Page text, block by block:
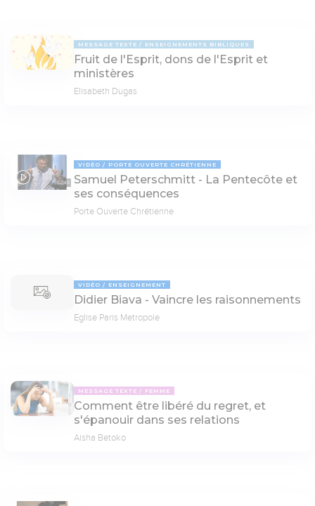
MESSAGE TEXTE ENSEIGNEMENTS BIBLIQUES
Fruit de l'Esprit, dons de l'Esprit et
ministères
Elisabeth Dugas
62:48
VIDÉO PORTE OUVERTE CHRÉTIENNE
Samuel Peterschmitt - La Pentecôte et
ses conséquences
Porte Ouverte Chrétienne
VIDÉO ENSEIGNEMENT
Didier Biava - Vaincre les raisonnements
Eglise Paris Metropole
MESSAGE TEXTE FEMME
Comment être libéré du regret, et
s'épanouir dans ses relations
Aisha Betoko